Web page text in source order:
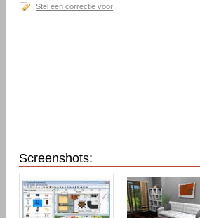
Stel een correctie voor
Screenshots: